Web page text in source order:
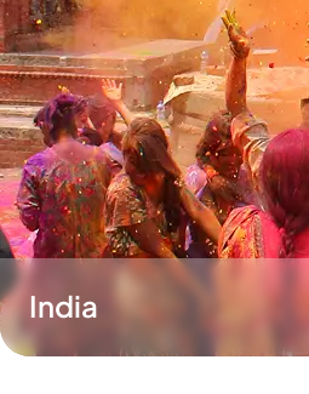
India